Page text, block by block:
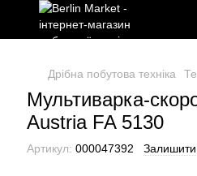
Дрібна побутова техніка
Мультиварка-
Austria FA 5130
Артикул: 000047392 Залишити